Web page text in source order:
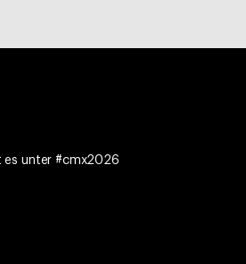
es unter #cmx2026